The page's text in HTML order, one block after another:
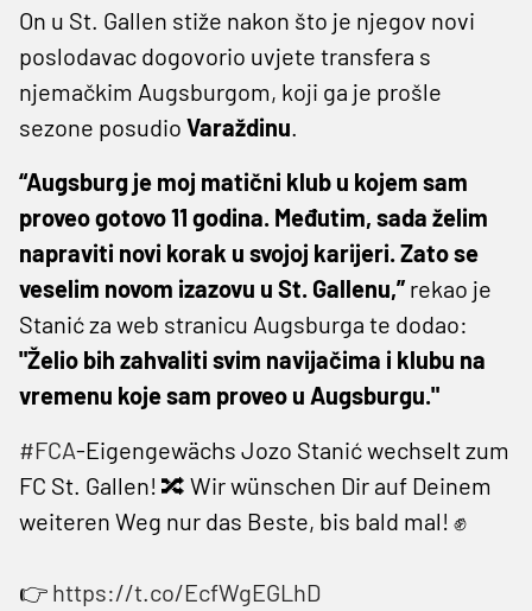
On u St. Gallen stiže nakon što je njegov novi
poslodavac dogovorio uvjete transfera s
njemačkim Augsburgom, koji ga je prošle
sezone posudio Varaždinu.
“Augsburg je moj matični klub u kojem sam
proveo gotovo 11 godina. Međutim, sada želim
napraviti novi korak u svojoj karijeri. Zato se
veselim novom izazovu u St. Gallenu,” rekao je
Stanić za web stranicu Augsburga te dodao:
"Želio bih zahvaliti svim navijačima i klubu na
vremenu koje sam proveo u Augsburgu."
#FCA-Eigengewächs Jozo Stanić wechselt zum
FC St. Gallen! 🔀 Wir wünschen Dir auf Deinem
weiteren Weg nur das Beste, bis bald mal! ✊
👉 https://t.co/EcfWgEGLhD